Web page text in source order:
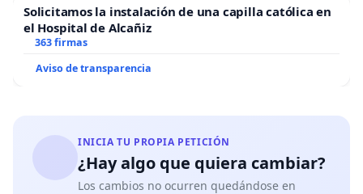
Solicitamos la instalación de una capilla católica en
el Hospital de Alcañiz
363 firmas
Aviso de transparencia
INICIA TU PROPIA PETICIÓN
¿Hay algo que quiera cambiar?
Los cambios no ocurren quedándose en